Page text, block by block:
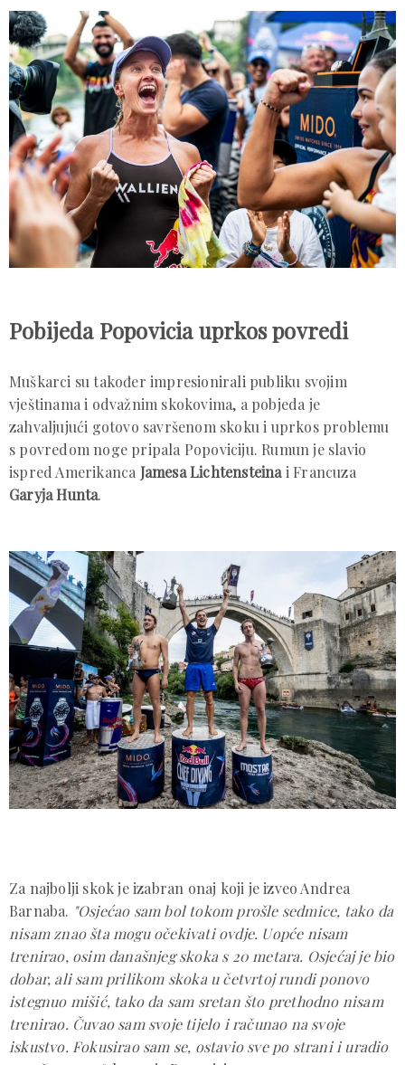
Pobijeda Popovicia uprkos povredi
Muškarci su također impresionirali publiku svojim
vještinama i odvažnim skokovima, a pobjeda je
zahvaljujući gotovo savršenom skoku i uprkos problemu
s povredom noge pripala Popoviciju. Rumun je slavio
ispred Amerikanca Jamesa Lichtensteinai Francuza
Garyja Hunta.
Za najbolji skok je izabran onaj koji je izveo Andrea
Barnaba. "Osjećao sam bol tokom prošle sedmice, tako da
nisam znao šta mogu očekivati ovdje. Uopće nisam
trenirao, osim današnjeg skoka s 20 metara. Osjećaj je bio
dobar, ali sam prilikom skoka u četvrtoj rundi ponovo
istegnuo mišić, tako da sam sretan što prethodno nisam
trenirao. Čuvao sam svoje tijelo i računao na svoje
iskustvo. Fokusirao sam se, ostavio sve po strani i uradio